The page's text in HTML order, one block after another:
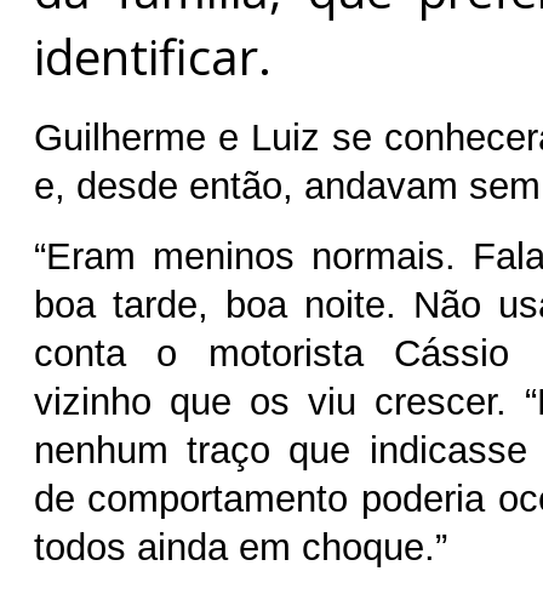
identificar.
Guilherme e Luiz se
e, desde então, andavam
“Eram meninos normais.
boa tarde, boa noite. Não
conta o motorista Cássio
vizinho que os viu crescer.
nenhum traço que
de comportamento poderia
todos ainda em choque.”